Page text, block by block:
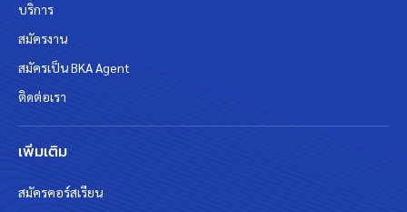
บริการ
สมัครงาน
สมัครเป็น BKA Agent
ติดต่อเรา
เพิ่มเติม
สมัครคอร์สเรียน